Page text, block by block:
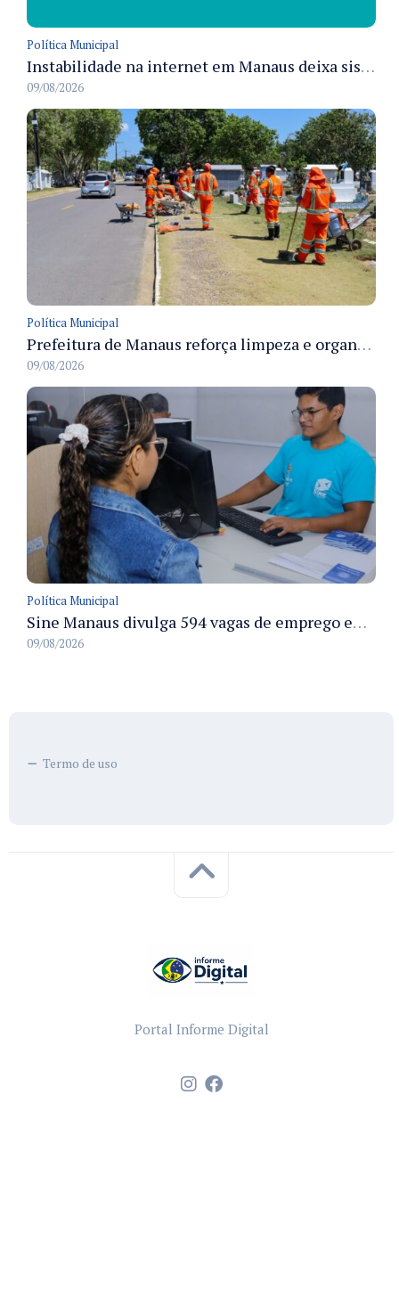
Política Municipal
Instabilidade na internet em Manaus deixa sistemas de atendimento municipal temporariamente indisponíveis
09/08/2026
Política Municipal
Prefeitura de Manaus reforça limpeza e organização dos cemiterios municipais para receber famílias no Dia dos Pais
09/08/2026
Política Municipal
Sine Manaus divulga 594 vagas de emprego em Manaus com atendimento presencial nesta segunda-feira
09/08/2026
Termo de uso
Portal Informe Digital